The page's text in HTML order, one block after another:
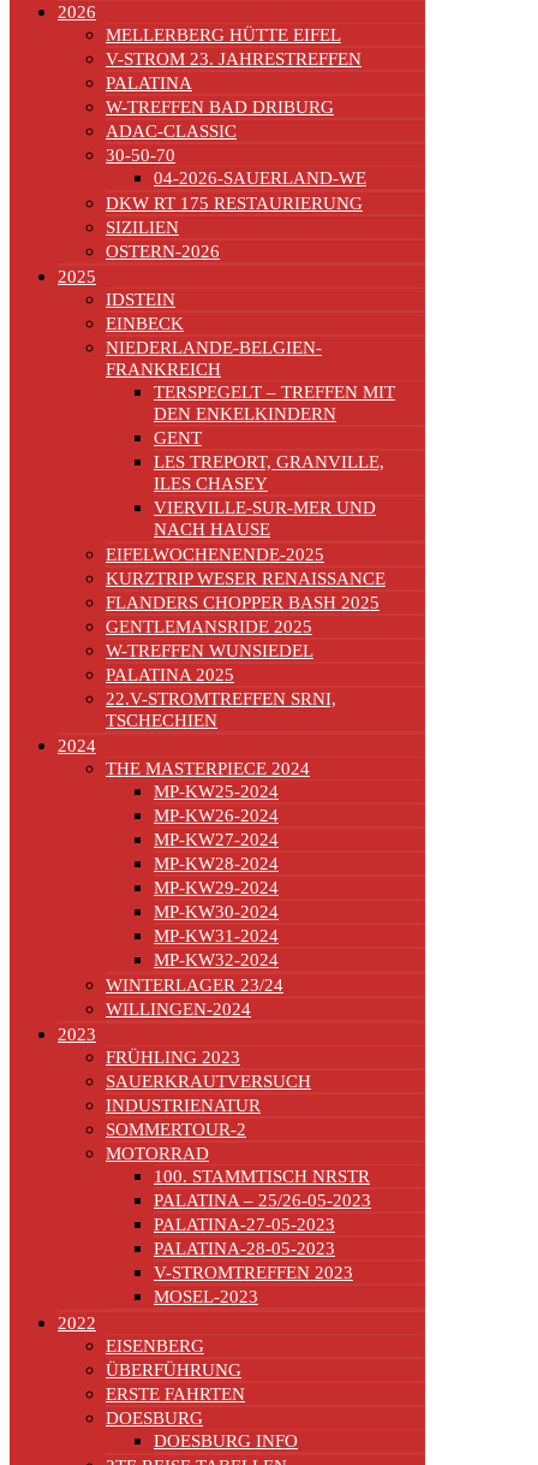
2026
MELLERBERG HÜTTE EIFEL
V-STROM 23. JAHRESTREFFEN
PALATINA
W-TREFFEN BAD DRIBURG
ADAC-CLASSIC
30-50-70
04-2026-SAUERLAND-WE
DKW RT 175 RESTAURIERUNG
SIZILIEN
OSTERN-2026
2025
IDSTEIN
EINBECK
NIEDERLANDE-BELGIEN-
FRANKREICH
TERSPEGELT – TREFFEN MIT
DEN ENKELKINDERN
GENT
LES TREPORT, GRANVILLE,
ILES CHASEY
VIERVILLE-SUR-MER UND
NACH HAUSE
EIFELWOCHENENDE-2025
KURZTRIP WESER RENAISSANCE
FLANDERS CHOPPER BASH 2025
GENTLEMANSRIDE 2025
W-TREFFEN WUNSIEDEL
PALATINA 2025
22.V-STROMTREFFEN SRNI,
TSCHECHIEN
2024
THE MASTERPIECE 2024
MP-KW25-2024
MP-KW26-2024
MP-KW27-2024
MP-KW28-2024
MP-KW29-2024
MP-KW30-2024
MP-KW31-2024
MP-KW32-2024
WINTERLAGER 23/24
WILLINGEN-2024
2023
FRÜHLING 2023
SAUERKRAUTVERSUCH
INDUSTRIENATUR
SOMMERTOUR-2
MOTORRAD
100. STAMMTISCH NRSTR
PALATINA – 25/26-05-2023
PALATINA-27-05-2023
PALATINA-28-05-2023
V-STROMTREFFEN 2023
MOSEL-2023
2022
EISENBERG
ÜBERFÜHRUNG
ERSTE FAHRTEN
DOESBURG
DOESBURG INFO